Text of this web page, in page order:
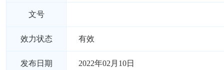
文号
效力状态 有效
发布日期 2022年02月10日